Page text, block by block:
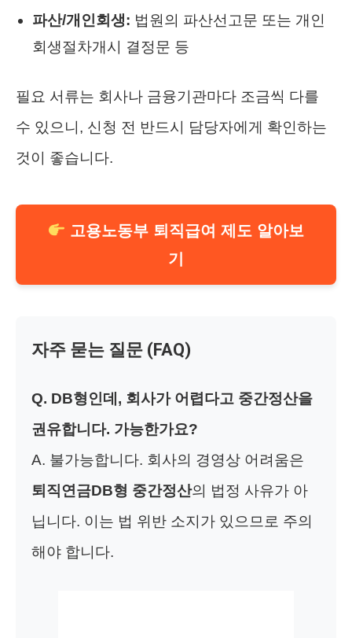
파산/개인회생: 법원의 파산선고문 또는 개인
회생절차개시 결정문 등
필요 서류는 회사나 금융기관마다 조금씩 다를
수 있으니, 신청 전 반드시 담당자에게 확인하는
것이 좋습니다.
고용노동부 퇴직급여 제도 알아보
기
자주 묻는 질문 (FAQ)
Q. DB형인데, 회사가 어렵다고 중간정산을
권유합니다. 가능한가요?
A. 불가능합니다. 회사의 경영상 어려움은
퇴직연금DB형 중간정산의 법정 사유가 아
닙니다. 이는 법 위반 소지가 있으므로 주의
해야 합니다.